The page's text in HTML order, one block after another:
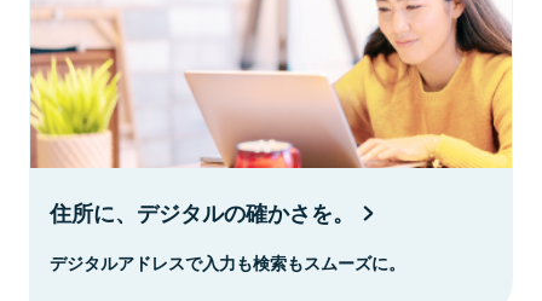
住所に、デジタルの確かさを。
デジタルアドレスで入力も検索もスムーズに。